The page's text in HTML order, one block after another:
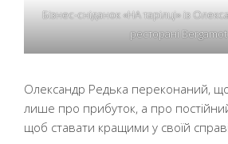
Бізнес-сніданок «НА тарілці» із
ресторані Bergamot
Олександр Редька переконаний,
лише про прибуток, а про
щоб ставати кращими у своїй